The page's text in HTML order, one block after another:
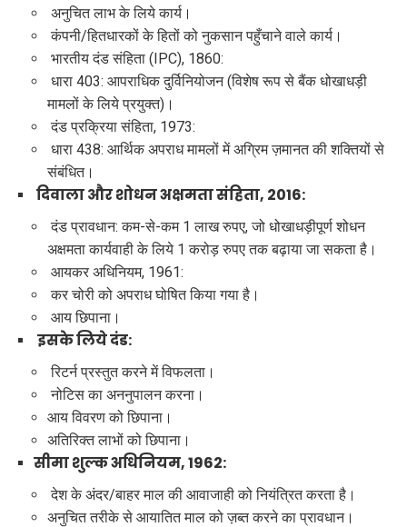
अनुचित लाभ के लिये कार्य।
कंपनी/हितधारकों के हितों को नुकसान पहुँचाने वाले कार्य।
भारतीय दंड संहिता (IPC), 1860:
धारा 403: आपराधिक दुर्विनियोजन (विशेष रूप से बैंक धोखाधड़ी
मामलों के लिये प्रयुक्त)।
दंड प्रक्रिया संहिता, 1973:
धारा 438: आर्थिक अपराध मामलों में अग्रिम ज़मानत की शक्तियों से
संबंधित।
दिवाला और शोधन अक्षमता संहिता, 2016:
दंड प्रावधान: कम-से-कम 1 लाख रुपए, जो धोखाधड़ीपूर्ण शोधन
अक्षमता कार्यवाही के लिये 1 करोड़ रुपए तक बढ़ाया जा सकता है।
आयकर अधिनियम, 1961:
कर चोरी को अपराध घोषित किया गया है।
आय छिपाना।
इसके लिये दंड:
रिटर्न प्रस्तुत करने में विफलता।
नोटिस का अननुपालन करना।
आय विवरण को छिपाना।
अतिरिक्त लाभों को छिपाना।
सीमा शुल्क अधिनियम, 1962:
देश के अंदर/बाहर माल की आवाजाही को नियंत्रित करता है।
अनुचित तरीके से आयातित माल को ज़ब्त करने का प्रावधान।